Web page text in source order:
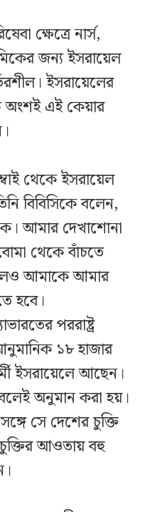
ক্ষেত্রে নার্স,
জন্য ইসরায়েল
ইসরায়েলের
অংশই এই কেয়ার
থেকে ইসরায়েল
বিবিসিকে বলেন,
আমার দেখাশোনা
থেকে বাঁচতে
আমাকে আমার
হবে।
পররাষ্ট্র
১৮ হাজার
ইসরায়েলে আছেন।
অনুমান করা হয়।
সে দেশের চুক্তি
চুক্তির আওতায় বহু